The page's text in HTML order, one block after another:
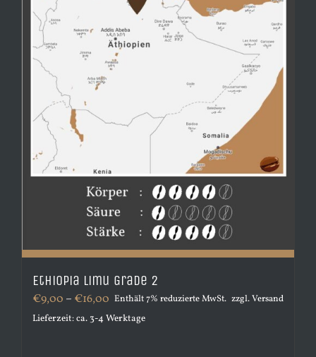
Produktseite
gewählt
Ethiopia Limu Grade 2
€9,00 – €16,00 Preisspanne:
€9,00
Enthält 7% reduzierte MwSt. zzgl.Versand
Lieferzeit: ca. 3-4 Werktage